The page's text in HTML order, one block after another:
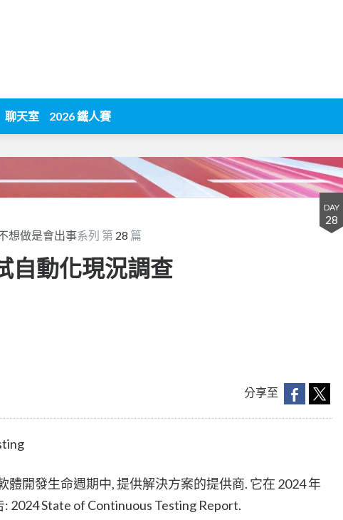
聊天室 2026 鐵人賽
DAY
28
想做是會出事系列 第 28 篇
自動化現況調查
分享至
體開發生命週期中, 提供解決方案的提供商. 它在 2024 年
2024 State of Continuous Testing Report.